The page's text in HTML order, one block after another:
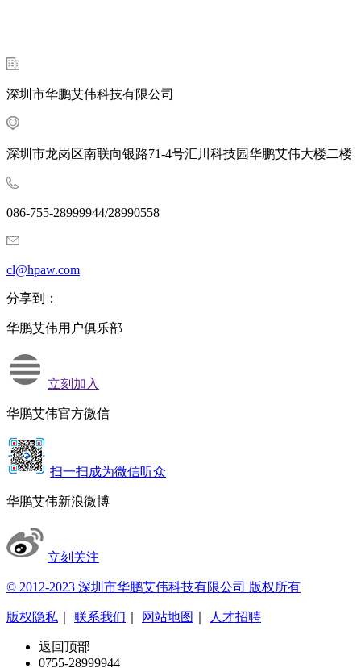
深圳市华鹏艾伟科技有限公司
深圳市龙岗区南联向银路71-4号汇川科技园华鹏艾伟大楼二楼
086-755-28999944/28990558
cl@hpaw.com
分享到：
华鹏艾伟用户俱乐部
立刻加入
华鹏艾伟官方微信
扫一扫成为微信听众
华鹏艾伟新浪微博
立刻关注
© 2012-2023 深圳市华鹏艾伟科技有限公司 版权所有
版权隐私 联系我们 网站地图 人才招聘
返回顶部
0755-28999944